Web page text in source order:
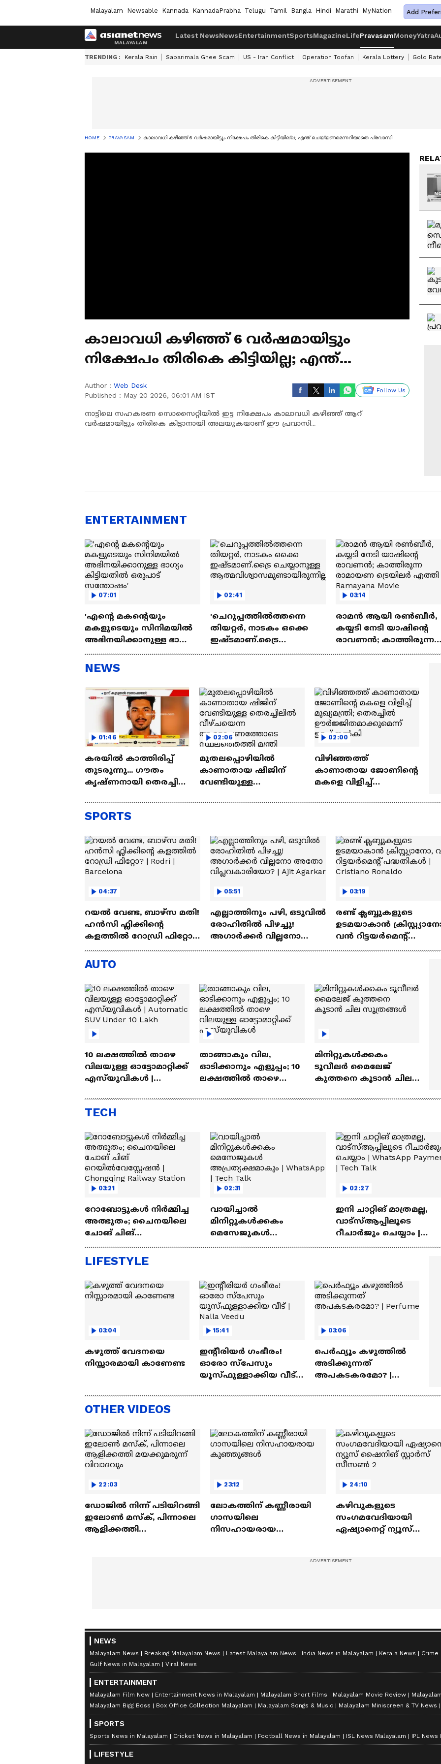
Malayalam Newsable Kannada KannadaPrabha Telugu Tamil Bangla Hindi Marathi MyNation Add
Latest NewsNewsEntertainmentSportsMagazineLifePravasamMoneyYatra
TRENDING : Kerala Rain Sabarimala Ghee Scam US - Iran Conflict Operation Toofan Kerala Lottery Gold
HOME PRAVASAM കാലാവധി കഴിഞ്ഞ് 6 വർഷമായിട്ടും നിക്ഷേപം തിരികെ കിട്ടിയില്ല; എന്ത് ചെയ്യണമെന്നറിയാതെ പ്രവാസി
കാലാവധി കഴിഞ്ഞ് 6 വർഷമായിട്ടും
നിക്ഷേപം തിരികെ കിട്ടിയില്ല; എന്ത്
Author : Web Desk
Published : May 20 2026, 06:01 AM IST
Follow Us
നാട്ടിലെ സഹകരണ സൊസൈറ്റിയിൽ ഇട്ട നിക്ഷേപം കാലാവധി കഴിഞ്ഞ് ആറ്
വർഷമായിട്ടും തിരികെ കിട്ടാനായി അലയുകയാണ് ഈ പ്രവാസി...
ENTERTAINMENT
07:01
'എന്റെ മകന്റെയും
മകളുടെയും സിനിമയിൽ
അഭിനയിക്കാനുള്ള ഭാഗ്യം
കിട്ടിയതിൽ ഒരുപാട്
സന്തോഷം'
02:41
'ചെറുപ്പത്തിൽത്തന്നെ
തിയറ്റർ, നാടകം ഒക്കെ
ഇഷ്ടമാണ്.ട്രൈ
ചെയ്യാനുള്ള
03:14
രാമന്‍ ആയി രൺബീർ,
കയ്യടി നേടി യാഷിന്റെ
രാവണൻ; കാത്തിരുന്ന
രാമായണ ട്രെയിലർ
NEWS
01:46
കരയിൽ കാത്തിരിപ്പ്
തുടരുന്നു... ഗൗതം
കൃഷ്ണനായി തെരച്ചിൽ
കാണാതായിട്ട് 8 ദിവസം
02:06
മുതലപ്പൊഴിയിൽ
കാണാതായ ഷിജിന്
വേണ്ടിയുള്ള
വീഴ്ചയെന്ന
02:00
വിഴിഞ്ഞത്ത്
കാണാതായ ജോണിന്റെ
മകളെ വിളിച്ച്
ഊർജ്ജിതമാക്കുമെന്ന്
SPORTS
04:37
റയല്‍ വേണ്ട, ബാഴ്‌സ മതി!
ഹൻസി ഫ്ലിക്കിന്റെ
കളത്തില്‍ റോഡ്രി ഫിറ്റോ?
| Rodri | Barcelona
05:51
എല്ലാത്തിനും പഴി, ഒടുവില്‍
രോഹിതില്‍ പിഴച്ചു!
അഗാര്‍ക്കർ വില്ലനോ
അതോ വിപ്ലവകാരിയോ? |
03:19
രണ്ട്‌ ക്ലബ്ബുകളുടെ
ഉടമയാകാന്‍
വന്‍ റിട്ടയര്‍മെന്റ്‌
പദ്ധതികള്‍ | Cristiano
AUTO
10 ലക്ഷത്തിൽ താഴെ
വിലയുള്ള ഓട്ടോമാറ്റിക്ക്
എസ്‍യുവികൾ |
Lakh
താങ്ങാകും വില,
ഓടിക്കാനും എളുപ്പം; 10
ലക്ഷത്തിൽ താഴെ
എസ്‍യുവികൾ
മിനിറ്റുകൾക്കകം
ടൂവീലർ മൈലേജ്
കുത്തനെ കൂടാൻ ചില
TECH
03:21
റോബോട്ടുകൾ നിർമ്മിച്ച
അത്ഭുതം; ചൈനയിലെ
ചോങ് ചിങ്
Chongqing Railway Station
02:31
വായിച്ചാൽ
മിനിറ്റുകൾക്കകം
മെസേജുകള്‍
02:27
ഇനി ചാറ്റിങ് മാത്രമല്ല,
വാട്‌സ്‌ആപ്പിലൂടെ
റീചാർജും ചെയ്യാം |
LIFESTYLE
03:04
കഴുത്ത് വേദനയെ
നിസ്സാരമായി കാണേണ്ട
15:41
ഇന്റീരിയർ ഗംഭീരം!
ഓരോ സ്‌പേസും
യൂസ്ഫുള്ളാക്കിയ വീട് |
03:06
പെർഫ്യൂം കഴുത്തിൽ
അടിക്കുന്നത്
അപകടകരമോ? |
OTHER VIDEOS
22:03
ഡോജിൽ നിന്ന് പടിയിറങ്ങി
ഇലോൺ മസ്ക്, പിന്നാലെ
ആളിക്കത്തി
23:12
ലോകത്തിന് കണ്ണീരായി
ഗാസയിലെ
നിസഹായരായ
24:10
കഴിവുകളുടെ
സംഗമവേദിയായി
ഏഷ്യാനെറ്റ് ന്യൂസ്
NEWS
Malayalam News Breaking Malayalam News Latest Malayalam News India News in Malayalam Kerala News Crime
Gulf News in Malayalam
Viral News
ENTERTAINMENT
Malayalam Film New Entertainment News in Malayalam Malayalam Short Films Malayalam Movie Review
Malayalam Bigg Boss
Box Office Collection Malayalam Malayalam Songs & Music Malayalam Miniscreen & TV News
SPORTS
Sports News in Malayalam Cricket News in Malayalam Football News in Malayalam ISL News Malayalam IPL News
LIFESTYLE